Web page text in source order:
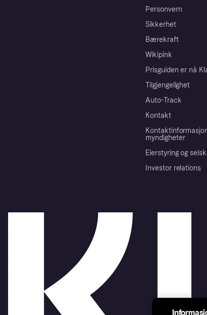
Personvern
Sikkerhet
Bærekraft
Wikipink
Prisguiden er nå
Tilgjengelighet
Auto-Track
Kontakt
myndigheter
Eierstyring og
Investor relations